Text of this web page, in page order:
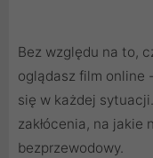
Bez względu na to,
oglądasz film online
się w każdej
zakłócenia, na jakie
bezprzewodowy.